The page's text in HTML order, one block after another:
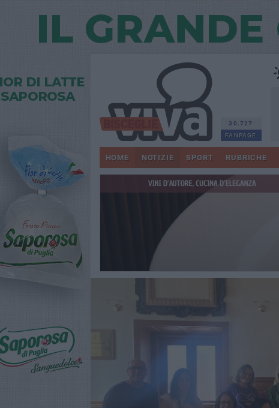
30.727
FANPAGE
HOME NOTIZIE SPORT RUBRICHE